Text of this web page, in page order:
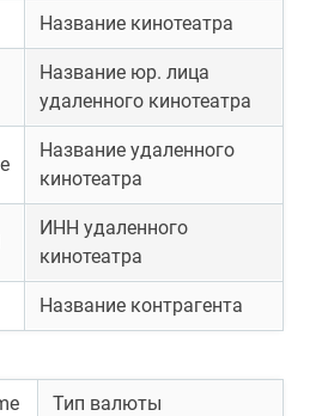
Название кинотеатра
Название юр. лица
удаленного кинотеатра
Название удаленного
кинотеатра
ИНН удаленного
кинотеатра
Название контрагента
Тип валюты